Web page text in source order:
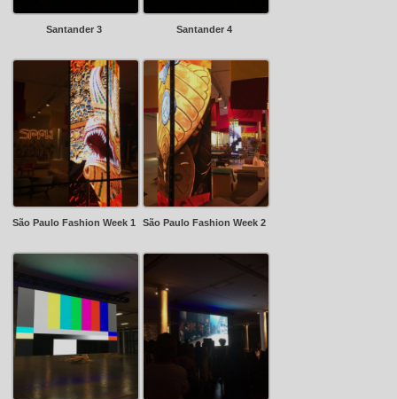
Santander 3 Santander 4
São Paulo Fashion Week 1 São Paulo Fashion Week 2